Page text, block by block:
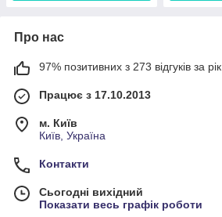
Про нас
97% позитивних з 273 відгуків за рік
Працює з 17.10.2013
м. Київ
Київ, Україна
Контакти
Сьогодні вихідний
Показати весь графік роботи